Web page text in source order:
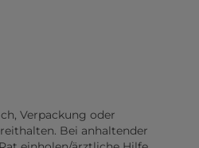
Verpackung oder
Bei anhaltender